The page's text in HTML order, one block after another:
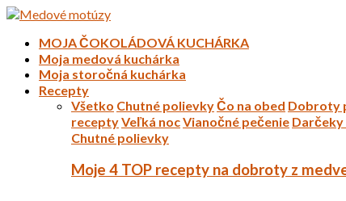
MOJA ČOKOLÁDOVÁ KUCHÁRKA
Moja medová kuchárka
Moja storočná kuchárka
Recepty
Všetko Chutné polievkyČo na obed Dobroty
receptyVeľká nocVianočné pečenie Darčeky
Chutné polievky
Moje 4 TOP recepty na dobroty z